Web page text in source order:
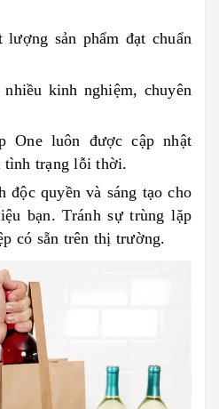
lượng sản phẩm đạt chuẩn
kinh nghiệm, chuyên
One luôn được cập nhật
tình trạng lỗi thời.
độc quyền và sáng tạo cho
bạn. Tránh sự trùng lặp
có sẵn trên thị trường.